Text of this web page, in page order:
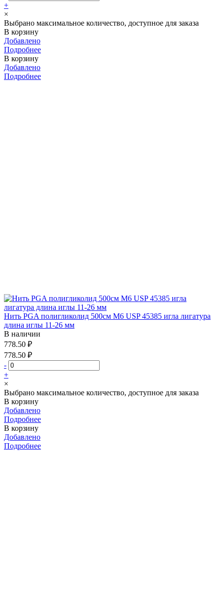
+
×
Выбрано максимальное количество, доступное для заказа
В корзину
Добавлено
Подробнее
В корзину
Добавлено
Подробнее
Нить PGA полигликолид 500см М6 USP 45385 игла лигатура
длина иглы 11-26 мм
В наличии
778.50 ₽
778.50 ₽
-
+
×
Выбрано максимальное количество, доступное для заказа
В корзину
Добавлено
Подробнее
В корзину
Добавлено
Подробнее